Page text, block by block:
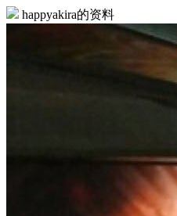
happyakira的资料